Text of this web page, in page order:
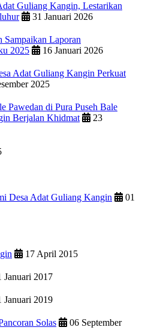
Guliang Kangin, Lestarikan
31 Januari 2026
Laporan
2025
16 Januari 2026
Adat Guliang Kangin Perkuat
2025
Pawedan di Pura Puseh Bale
Berjalan Khidmat
23
Desa Adat Guliang Kangin
01
17 April 2015
Januari 2017
Januari 2019
Solas
06 September